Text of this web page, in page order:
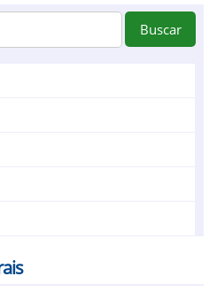
Buscar